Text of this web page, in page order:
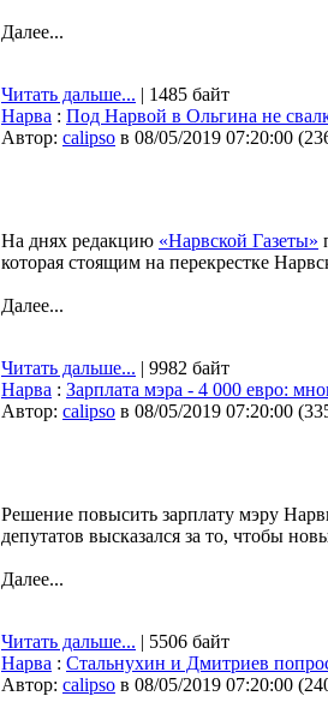
Далее...
Читать дальше... | 1485 байт
Нарва : Под Нарвой в Ольгина не
Автор: calipso в 08/05/2019 07:20:00 (
На днях редакцию «Нарвской Газеты»
которая стоящим на перекрестке
Далее...
Читать дальше... | 9982 байт
Нарва : Зарплата мэра - 4 000 евро:
Автор: calipso в 08/05/2019 07:20:00 (
Решение повысить зарплату мэру
депутатов высказался за то, чтобы
Далее...
Читать дальше... | 5506 байт
Нарва : Стальнухин и Дмитриев
Автор: calipso в 08/05/2019 07:20:00 (